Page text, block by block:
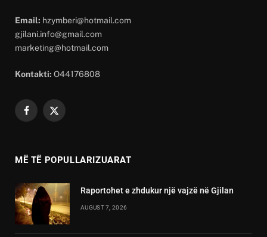
Email: hzymberi@hotmail.com
gjilani.info@gmail.com
marketing@hotmail.com
Kontakti: O44176808
Facebook
X
MË TË POPULLARIZUARAT
Raportohet e zhdukur një vajzë në Gjilan
AUGUST 7, 2026